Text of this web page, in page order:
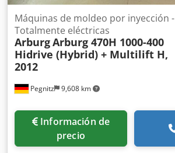
Pegnitz 9,608 km
Máquinas de moldeo por inyección -
Totalmente eléctricas
ArburgArburg 470H 1000-400
Hidrive (Hybrid) + Multilift H,
2012
Información de
precio